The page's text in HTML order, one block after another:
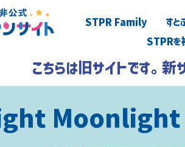
STPR Family すと
STPRを
こちらは旧サイトです。新
Moonlight /